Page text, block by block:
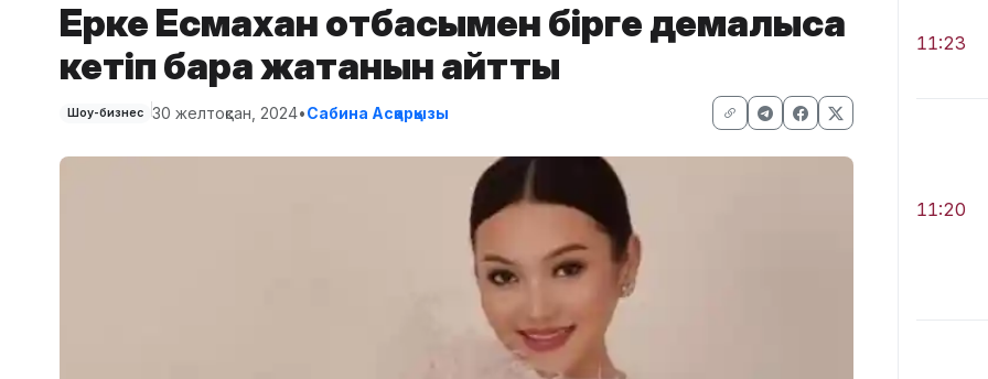
Ерке Есмахан отбасымен бірге демалысқа
кетіп бара жатқанын айтты
Шоу-бизнес 30 желтоқсан, 2024•Сабина Асқарқызы
11:23
11:20